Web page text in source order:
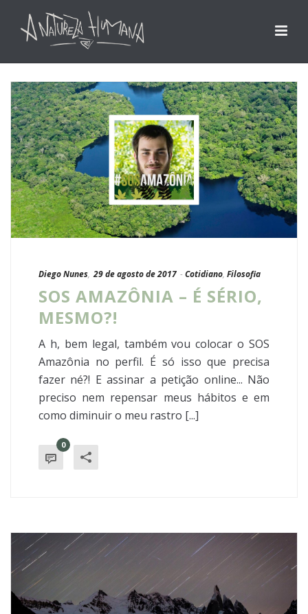
Diego Nunes, 29 de agosto de 2017 - Cotidiano, Filosofia
SOS AMAZÔNIA – É SÉRIO,
MESMO?!
A h, bem legal, também vou colocar o SOS
Amazônia no perfil. É só isso que precisa
fazer né?! E assinar a petição online... Não
preciso nem repensar meus hábitos e em
como diminuir o meu rastro [...]
0